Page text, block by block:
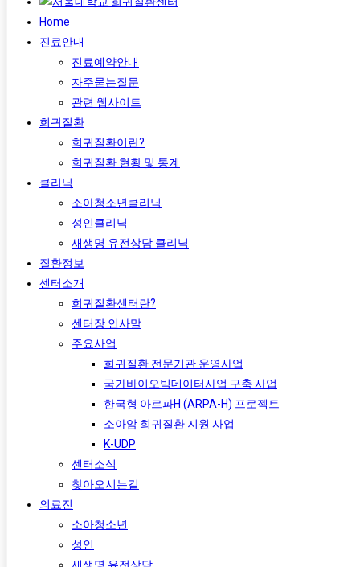
Home
진료안내
진료예약안내
자주묻는질문
관련 웹사이트
희귀질환
희귀질환이란?
희귀질환 현황 및 통계
클리닉
소아청소년클리닉
성인클리닉
새생명 유전상담 클리닉
질환정보
센터소개
희귀질환센터란?
센터장 인사말
주요사업
희귀질환 전문기관 운영사업
국가바이오빅데이터사업 구축 사업
한국형 아르파H (ARPA-H) 프로젝트​
소아암 희귀질환 지원 사업
K-UDP
센터소식
찾아오시는길
의료진
소아청소년
성인